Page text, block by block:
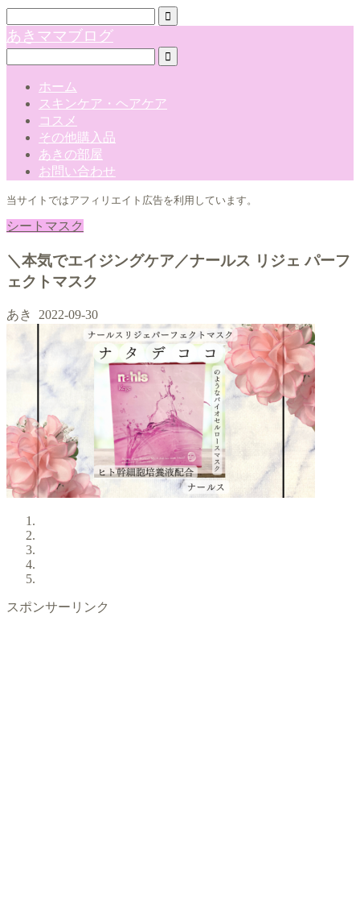
あきママブログ
ホーム
スキンケア・ヘアケア
コスメ
その他購入品
あきの部屋
お問い合わせ
当サイトではアフィリエイト広告を利用しています。
シートマスク
＼本気でエイジングケア／ナールス リジェ パーフ
ェクトマスク
あき 2022-09-30
スポンサーリンク